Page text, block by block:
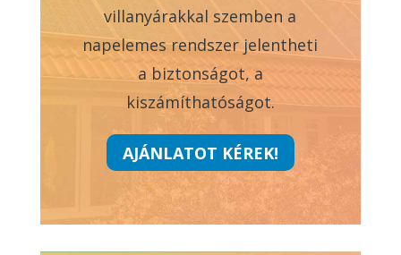
villanyárakkal szemben a
napelemes rendszer jelentheti
a biztonságot, a
kiszámíthatóságot.
AJÁNLATOT KÉREK!